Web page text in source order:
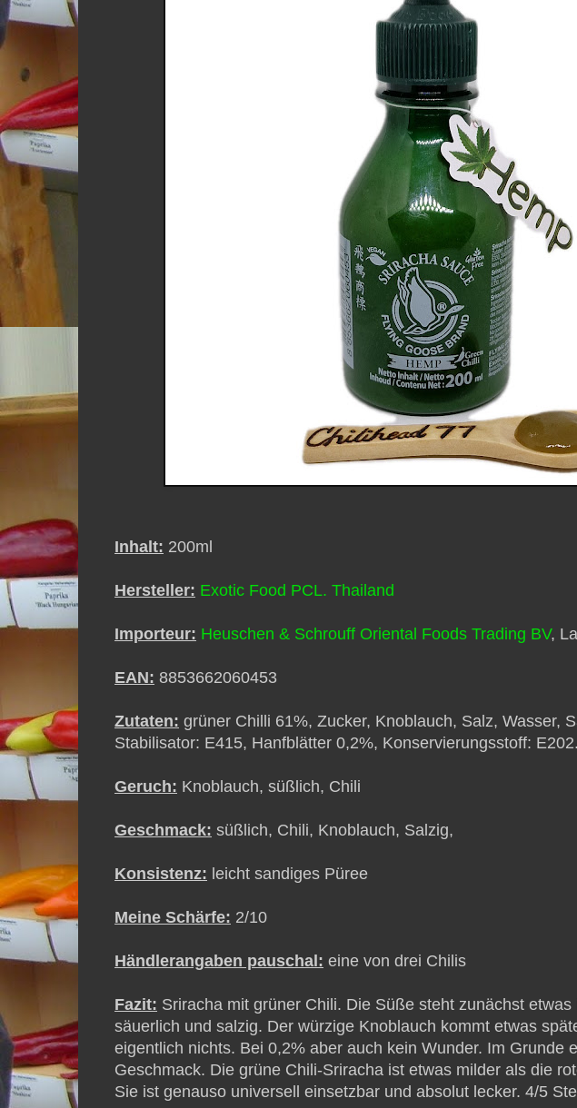
Inhalt: 200ml
Hersteller: Exotic Food PCL. Thailand
Importeur: Heuschen & Schrouff Oriental Foods Trading BV,
EAN: 8853662060453
Zutaten: grüner Chilli 61%, Zucker, Knoblauch, Salz, Wasser,
Stabilisator: E415, Hanfblätter 0,2%, Konservierungsstoff: E202.
Geruch: Knoblauch, süßlich, Chili
Geschmack: süßlich, Chili, Knoblauch, Salzig,
Konsistenz: leicht sandiges Püree
Meine Schärfe: 2/10
Händlerangaben pauschal: eine von drei Chilis
Fazit: Sriracha mit grüner Chili. Die Süße steht zunächst
säuerlich und salzig. Der würzige Knoblauch kommt etwas
eigentlich nichts. Bei 0,2% aber auch kein Wunder. Im Grunde
Geschmack. Die grüne Chili-Sriracha ist etwas milder als die
Sie ist genauso universell einsetzbar und absolut lecker. 4/5